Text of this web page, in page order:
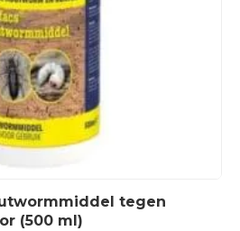
tegen
(500 ml)